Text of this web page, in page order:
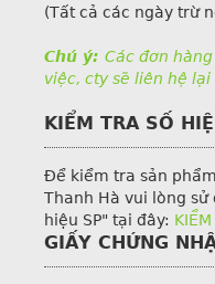
(Tất cả các ngày trừ
Chú ý: Các đơn
việc, cty sẽ liên hệ
KIỂM TRA SỐ
Để kiểm tra sản
Thanh Hà vui lòng
hiệu SP" tại đây:
GIẤY CHỨNG